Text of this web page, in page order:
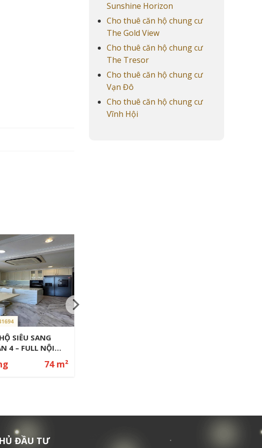
Sông – Full
– Vị Trí Đắc Địa
80 m²
Sunshine Horizon
Cho thuê căn hộ chung cư
The Gold View
Cho thuê căn hộ chung cư
The Tresor
Cho thuê căn hộ chung cư
Vạn Đô
Cho thuê căn hộ chung cư
Vĩnh Hội
ĐẦU TƯ